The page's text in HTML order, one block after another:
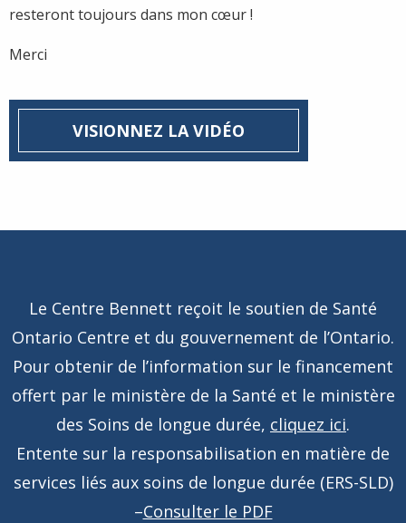
resteront toujours dans mon cœur !
Merci
VISIONNEZ LA VIDÉO
Le Centre Bennett reçoit le soutien de Santé
Ontario Centre et du gouvernement de l’Ontario.
Pour obtenir de l’information sur le financement
offert par le ministère de la Santé et le ministère
des Soins de longue durée, cliquez ici.
Entente sur la responsabilisation en matière de
services liés aux soins de longue durée (ERS-SLD)
–Consulter le PDF